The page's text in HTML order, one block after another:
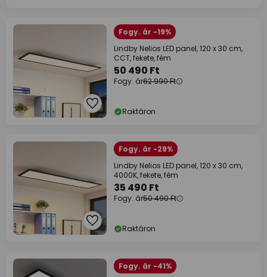
Fogy. ár -19%
Lindby Nelios LED panel, 120 x 30 cm,
CCT, fekete, fém
50 490 Ft
Fogy. ár62 990 Ft
Raktáron
Fogy. ár -29%
Lindby Nelios LED panel, 120 x 30 cm,
4000K, fekete, fém
35 490 Ft
Fogy. ár50 490 Ft
Raktáron
Fogy. ár -41%